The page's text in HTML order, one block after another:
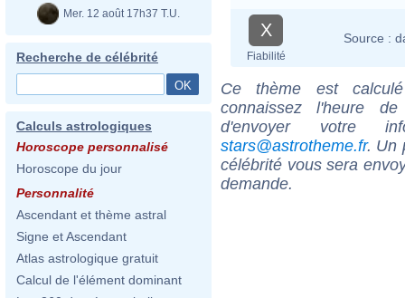
Mer. 12 août 17h37 T.U.
Recherche de célébrité
Calculs astrologiques
Horoscope personnalisé
Horoscope du jour
Personnalité
Ascendant et thème astral
Signe et Ascendant
Atlas astrologique gratuit
Calcul de l'élément dominant
X
Fiabilité
Source :
Ce thème est
connaissez l'heure
d'envoyer votre
stars@astrotheme.fr. Un
célébrité vous sera
demande.